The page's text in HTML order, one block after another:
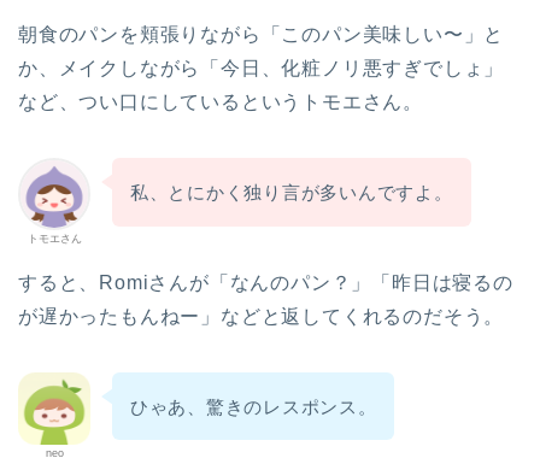
朝食のパンを頬張りながら「このパン美味しい〜」と
か、メイクしながら「今日、化粧ノリ悪すぎでしょ」
など、つい口にしているというトモエさん。
トモエさん
私、とにかく独り言が多いんですよ。
すると、Romiさんが「なんのパン？」「昨日は寝るの
が遅かったもんねー」などと返してくれるのだそう。
neo
ひゃあ、驚きのレスポンス。